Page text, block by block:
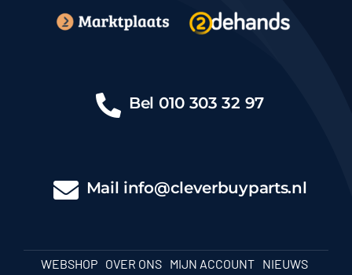
Bel 010 303 32 97
Mail info@cleverbuyparts.nl
WEBSHOP OVER ONS MIJN ACCOUNT NIEUWS